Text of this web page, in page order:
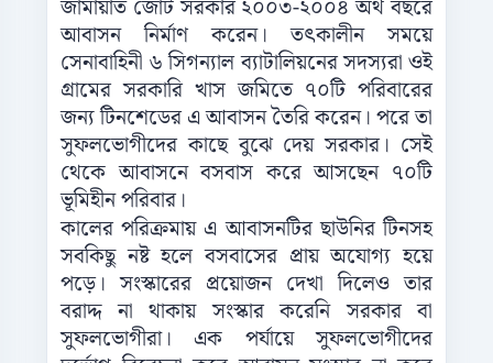
জামায়াত জোট সরকার ২০০৩-২০০৪ অর্থ বছরে
আবাসন নির্মাণ করেন। তৎকালীন সময়ে
সেনাবাহিনী ৬ সিগন্যাল ব্যাটালিয়নের সদস্যরা ওই
গ্রামের সরকারি খাস জমিতে ৭০টি পরিবারের
জন্য টিনশেডের এ আবাসন তৈরি করেন। পরে তা
সুফলভোগীদের কাছে বুঝে দেয় সরকার। সেই
থেকে আবাসনে বসবাস করে আসছেন ৭০টি
ভূমিহীন পরিবার।
কালের পরিক্রমায় এ আবাসনটির ছাউনির টিনসহ
সবকিছু নষ্ট হলে বসবাসের প্রায় অযোগ্য হয়ে
পড়ে। সংস্কারের প্রয়োজন দেখা দিলেও তার
বরাদ্দ না থাকায় সংস্কার করেনি সরকার বা
সুফলভোগীরা। এক পর্যায়ে সুফলভোগীদের